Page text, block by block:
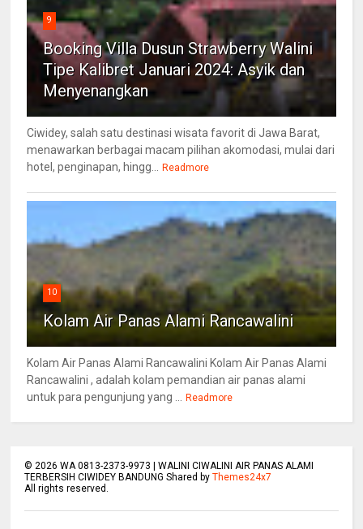
9
Booking Villa Dusun Strawberry Walini
Tipe Kalibret Januari 2024: Asyik dan
Menyenangkan
Ciwidey, salah satu destinasi wisata favorit di Jawa Barat,
menawarkan berbagai macam pilihan akomodasi, mulai dari
hotel, penginapan, hingg...
Readmore
10
Kolam Air Panas Alami Rancawalini
Kolam Air Panas Alami Rancawalini Kolam Air Panas Alami
Rancawalini , adalah kolam pemandian air panas alami
untuk para pengunjung yang ...
Readmore
© 2026 WA 0813-2373-9973 | WALINI CIWALINI AIR PANAS ALAMI
TERBERSIH CIWIDEY BANDUNG Shared byThemes24x7
All rights reserved.